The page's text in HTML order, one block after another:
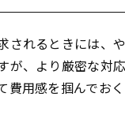
されるときには、
が、より厳密な対
費用感を掴んでお